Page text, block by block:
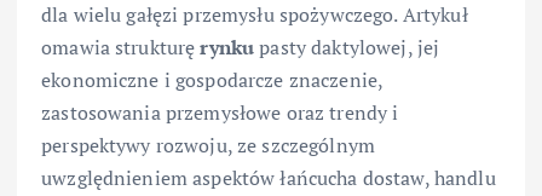
dla wielu gałęzi przemysłu spożywczego. Artykuł
omawia strukturęrynkupasty daktylowej, jej
ekonomiczne i gospodarcze znaczenie,
zastosowania przemysłowe oraz trendy i
perspektywy rozwoju, ze szczególnym
uwzględnieniem aspektów łańcucha dostaw, handlu